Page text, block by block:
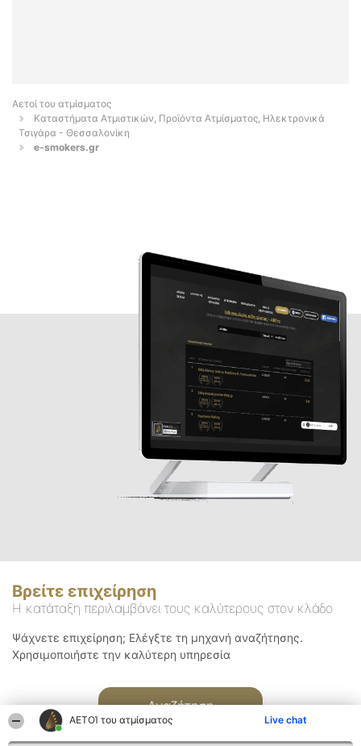
ΑΕΤΟΊ του ατμίσματος Live chat
Αετοί του ατμίσματος
Καταστήματα Ατμιστικών, Προϊόντα Ατμίσματος, Ηλεκτρονικά
Τσιγάρα - Θεσσαλονίκη
e-smokers.gr
Βρείτε επιχείρηση
Η κατάταξη περιλαμβάνει τους καλύτερους στον κλάδο
Ψάχνετε επιχείρηση; Ελέγξτε τη μηχανή αναζήτησης.
Χρησιμοποιήστε την καλύτερη υπηρεσία
Αναζήτηση